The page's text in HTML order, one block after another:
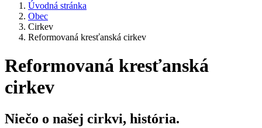
Úvodná stránka
Obec
Cirkev
Reformovaná kresťanská cirkev
Reformovaná kresťanská
cirkev
Niečo o našej cirkvi, história.